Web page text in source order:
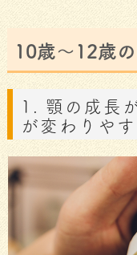
10歳～12歳
1. 顎の成長
が変わりやす